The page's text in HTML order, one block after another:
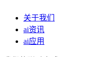
关于我们
ai资讯
ai应用